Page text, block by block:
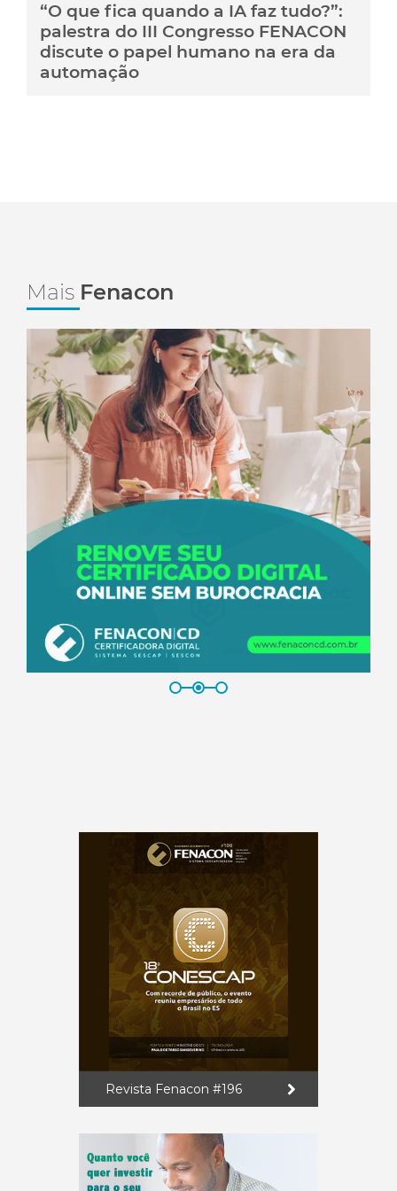
“O que fica quando a IA faz tudo?”:
palestra do III Congresso FENACON
discute o papel humano na era da
automação
Mais Fenacon
Revista Fenacon #196